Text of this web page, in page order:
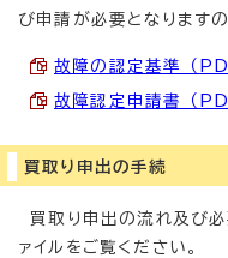
び申請が必要となります
故障の認定基準 （
故障認定申請書 （
買取り申出の手続
買取り申出の流れ及び必
ァイルをご覧ください。